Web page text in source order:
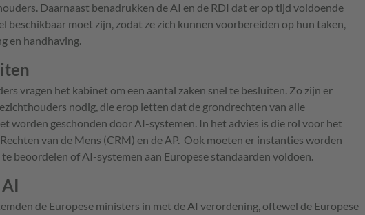
Daarnaast benadrukken de AI en de RDI dat er op tijd voldoende
beschikbaar moet zijn, zodat ze zich kunnen voorbereiden op hun taken,
en handhaving.
vragen het kabinet om een aantal zaken snel te besluiten. Zo zijn er
nodig, die erop letten dat de grondrechten van alle
worden geschonden door AI-systemen. In het advies is die rol voor het
van de Mens (CRM) en de AP. Ook moeten er instanties worden
te beoordelen of AI-systemen aan Europese standaarden voldoen.
de Europese ministers in met de AI verordening, oftewel de Europese